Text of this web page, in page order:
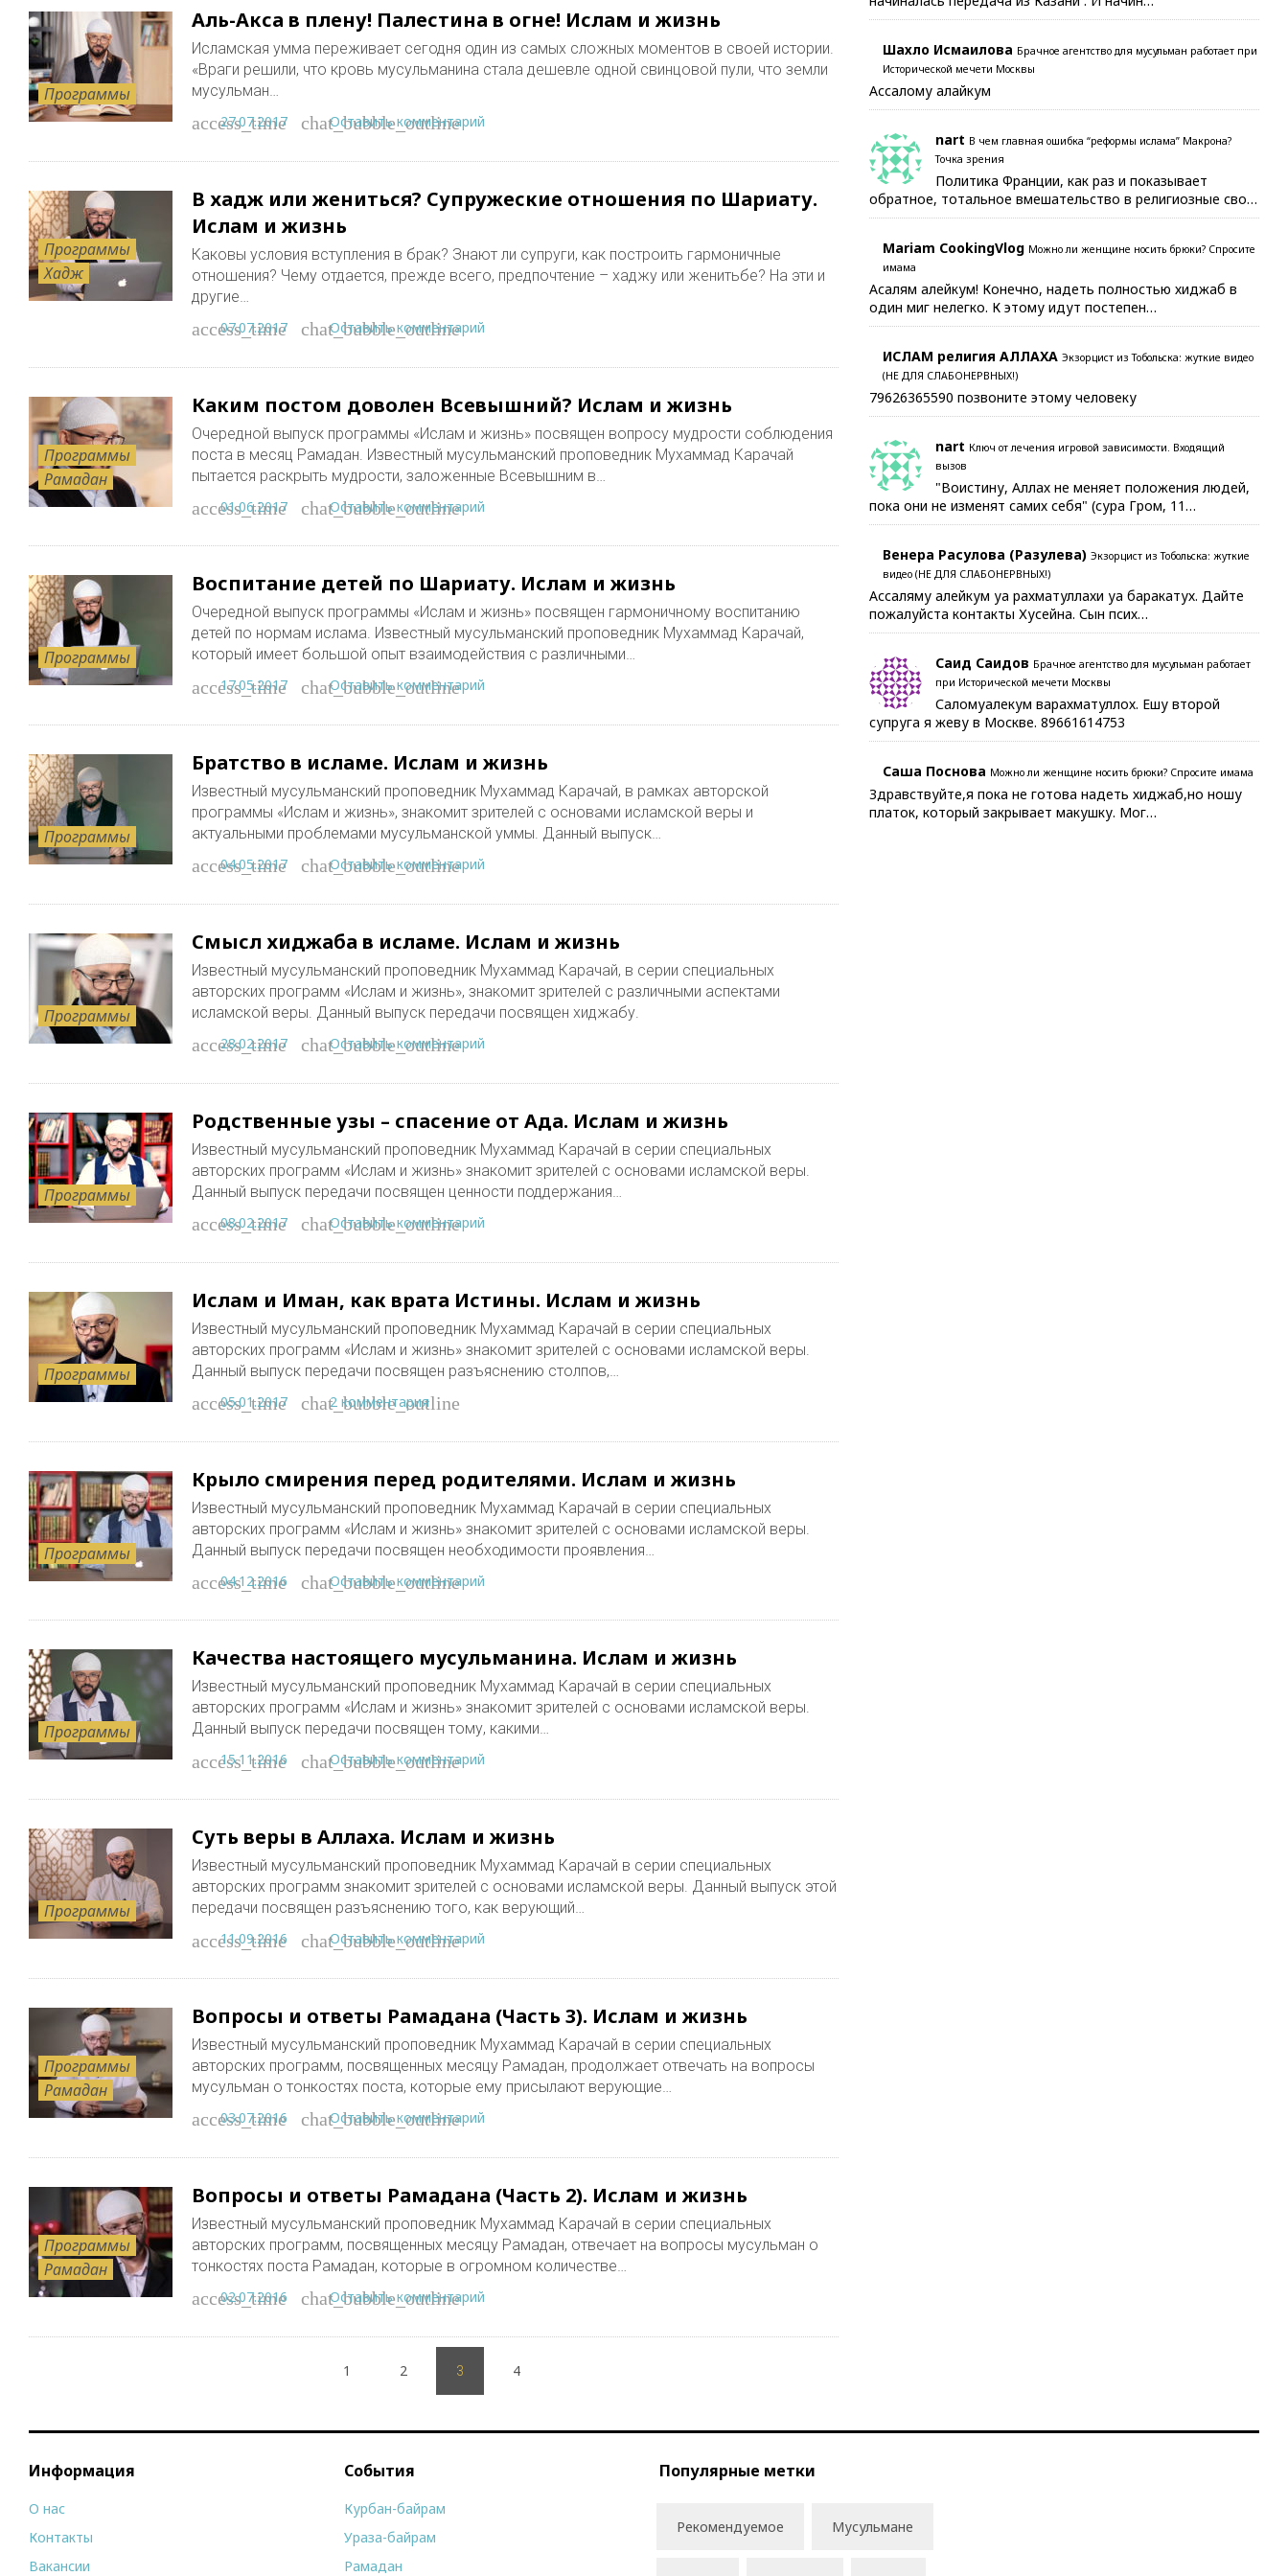
Программы
Аль-Акса в плену! Палестина в огне! Ислам и жизнь
Исламская умма переживает сегодня один из самых сложных моментов в своей истории.
«Враги решили, что кровь мусульманина стала дешевле одной свинцовой пули, что земли
мусульман…
access_time
27.07.2017 chat_bubble_outline
Оставить комментарий
Программы
Хадж
В хадж или жениться? Супружеские отношения по Шариату.
Ислам и жизнь
Каковы условия вступления в брак? Знают ли супруги, как построить гармоничные
отношения? Чему отдается, прежде всего, предпочтение – хаджу или женитьбе? На эти и
другие…
access_time
07.07.2017 chat_bubble_outline
Оставить комментарий
Программы
Рамадан
Каким постом доволен Всевышний? Ислам и жизнь
Очередной выпуск программы «Ислам и жизнь» посвящен вопросу мудрости соблюдения
поста в месяц Рамадан. Известный мусульманский проповедник Мухаммад Карачай
пытается раскрыть мудрости, заложенные Всевышним в…
access_time
01.06.2017 chat_bubble_outline
Оставить комментарий
Программы
Воспитание детей по Шариату. Ислам и жизнь
Очередной выпуск программы «Ислам и жизнь» посвящен гармоничному воспитанию
детей по нормам ислама. Известный мусульманский проповедник Мухаммад Карачай,
который имеет большой опыт взаимодействия с различными…
access_time
17.05.2017 chat_bubble_outline
Оставить комментарий
Программы
Братство в исламе. Ислам и жизнь
Известный мусульманский проповедник Мухаммад Карачай, в рамках авторской
программы «Ислам и жизнь», знакомит зрителей с основами исламской веры и
актуальными проблемами мусульманской уммы. Данный выпуск…
access_time
04.05.2017 chat_bubble_outline
Оставить комментарий
Программы
Смысл хиджаба в исламе. Ислам и жизнь
Известный мусульманский проповедник Мухаммад Карачай, в серии специальных
авторских программ «Ислам и жизнь», знакомит зрителей с различными аспектами
исламской веры. Данный выпуск передачи посвящен хиджабу.
access_time
28.02.2017 chat_bubble_outline
Оставить комментарий
Программы
Родственные узы – спасение от Ада. Ислам и жизнь
Известный мусульманский проповедник Мухаммад Карачай в серии специальных
авторских программ «Ислам и жизнь» знакомит зрителей с основами исламской веры.
Данный выпуск передачи посвящен ценности поддержания…
access_time
08.02.2017 chat_bubble_outline
Оставить комментарий
Программы
Ислам и Иман, как врата Истины. Ислам и жизнь
Известный мусульманский проповедник Мухаммад Карачай в серии специальных
авторских программ «Ислам и жизнь» знакомит зрителей с основами исламской веры.
Данный выпуск передачи посвящен разъяснению столпов,…
access_time
05.01.2017 chat_bubble_outline
2 комментария
Программы
Крыло смирения перед родителями. Ислам и жизнь
Известный мусульманский проповедник Мухаммад Карачай в серии специальных
авторских программ «Ислам и жизнь» знакомит зрителей с основами исламской веры.
Данный выпуск передачи посвящен необходимости проявления…
access_time
04.12.2016 chat_bubble_outline
Оставить комментарий
Программы
Качества настоящего мусульманина. Ислам и жизнь
Известный мусульманский проповедник Мухаммад Карачай в серии специальных
авторских программ «Ислам и жизнь» знакомит зрителей с основами исламской веры.
Данный выпуск передачи посвящен тому, какими…
access_time
15.11.2016 chat_bubble_outline
Оставить комментарий
Программы
Суть веры в Аллаха. Ислам и жизнь
Известный мусульманский проповедник Мухаммад Карачай в серии специальных
авторских программ знакомит зрителей с основами исламской веры. Данный выпуск этой
передачи посвящен разъяснению того, как верующий…
access_time
11.09.2016 chat_bubble_outline
Оставить комментарий
Программы
Рамадан
Вопросы и ответы Рамадана (Часть 3). Ислам и жизнь
Известный мусульманский проповедник Мухаммад Карачай в серии специальных
авторских программ, посвященных месяцу Рамадан, продолжает отвечать на вопросы
мусульман о тонкостях поста, которые ему присылают верующие…
access_time
03.07.2016 chat_bubble_outline
Оставить комментарий
Программы
Рамадан
Вопросы и ответы Рамадана (Часть 2). Ислам и жизнь
Известный мусульманский проповедник Мухаммад Карачай в серии специальных
авторских программ, посвященных месяцу Рамадан, отвечает на вопросы мусульман о
тонкостях поста Рамадан, которые в огромном количестве…
access_time
02.07.2016 chat_bubble_outline
Оставить комментарий
1 2 3 4
Шахло Исмаилова Брачное агентство для мусульман работает при
Исторической мечети Москвы
Ассалому алайкум
nart В чем главная ошибка “реформы ислама” Макрона?
Точка зрения
Политика Франции, как раз и показывает
обратное, тотальное вмешательство в религиозные сво…
Mariam CookingVlog Можно ли женщине носить брюки? Спросите
имама
Асалям алейкум! Конечно, надеть полностью хиджаб в
один миг нелегко. К этому идут постепен…
ИСЛАМ религия АЛЛАХА Экзорцист из Тобольска: жуткие видео
(НЕ ДЛЯ СЛАБОНЕРВНЫХ!)
79626365590 позвоните этому человеку
nart Ключ от лечения игровой зависимости. Входящий
вызов
"Воистину, Аллах не меняет положения людей,
пока они не изменят самих себя" (сура Гром, 11…
Венера Расулова (Разулева) Экзорцист из Тобольска: жуткие
видео (НЕ ДЛЯ СЛАБОНЕРВНЫХ!)
Ассаляму алейкум уа рахматуллахи уа баракатух. Дайте
пожалуйста контакты Хусейна. Сын псих…
Саид Саидов Брачное агентство для мусульман работает
при Исторической мечети Москвы
Саломуалекум варахматуллох. Ешу второй
супруга я жеву в Москве. 89661614753
Саша Поснова Можно ли женщине носить брюки? Спросите имама
Здравствуйте,я пока не готова надеть хиджаб,но ношу
платок, который закрывает макушку. Мог…
Информация
О нас
Контакты
Вакансии
События
Курбан-байрам
Ураза-байрам
Рамадан
Популярные метки
Рекомендуемое Мусульмане